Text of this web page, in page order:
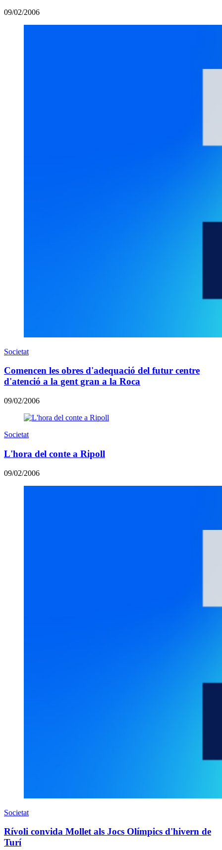
09/02/2006
Societat
Comencen les obres d'adequació del futur centre
d'atenció a la gent gran a la Roca
09/02/2006
Societat
L'hora del conte a Ripoll
09/02/2006
Societat
Rívoli convida Mollet als Jocs Olímpics d'hivern de
Turí